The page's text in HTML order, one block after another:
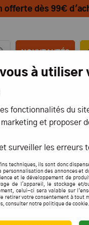
offerte dès 99€
NOUVEAUTÉS
GFORCE
à utiliser
fonctionnalités du
et proposer
surveiller les erreurs
techniques, ils sont donc
des annonces et
et le développement de
de l'appareil, le stockage et/
celui-ci sera valable sur
retirer votre consentement à tout
consulter notre politique de cookie.